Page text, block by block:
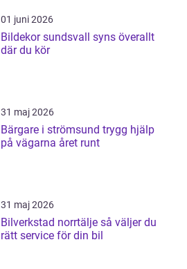
01 juni 2026
Bildekor sundsvall syns överallt
där du kör
31 maj 2026
Bärgare i strömsund trygg hjälp
på vägarna året runt
31 maj 2026
Bilverkstad norrtälje så väljer du
rätt service för din bil